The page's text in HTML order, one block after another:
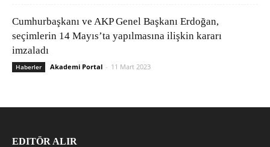
Cumhurbaşkanı ve AKP Genel Başkanı Erdoğan,
seçimlerin 14 Mayıs’ta yapılmasına ilişkin kararı
imzaladı
Haberler Akademi Portal - 11 Mart 2023
EDITÖR ALIR